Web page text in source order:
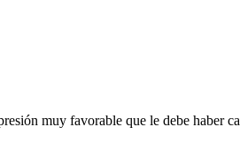
muy favorable que le debe haber